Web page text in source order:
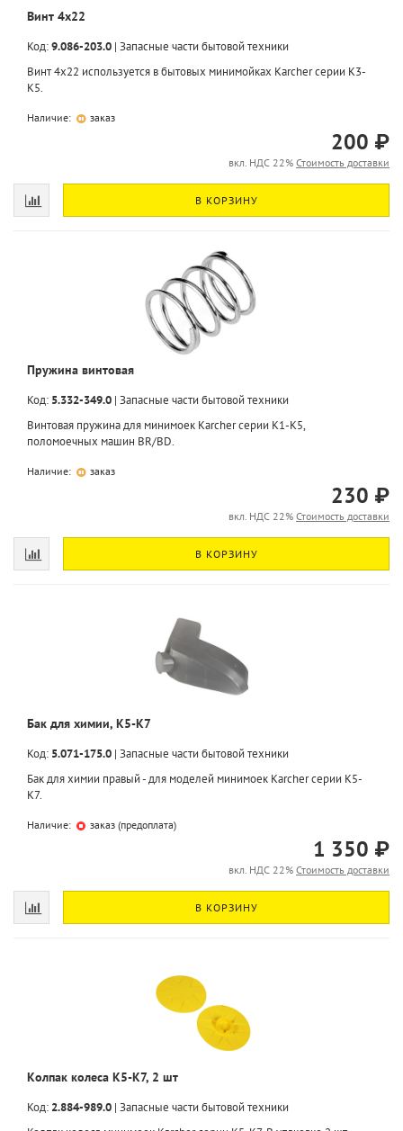
Винт 4x22
Код:9.086-203.0 | Запасные части бытовой техники
Винт 4x22 используется в бытовых минимойках Karcher серии K3-
K5.
Наличие: заказ
200 ₽
вкл. НДС 22% Стоимость доставки
В КОРЗИНУ
Пружина винтовая
Код: 5.332-349.0 | Запасные части бытовой техники
Винтовая пружина для минимоек Karcher серии K1-K5,
поломоечных машин BR/BD.
Наличие: заказ
230 ₽
вкл. НДС 22% Стоимость доставки
В КОРЗИНУ
Бак для химии, K5-K7
Код: 5.071-175.0 | Запасные части бытовой техники
Бак для химии правый - для моделей минимоек Karcher серии K5-
K7.
Наличие: заказ (предоплата)
1 350 ₽
вкл. НДС 22% Стоимость доставки
В КОРЗИНУ
Колпак колеса K5-K7, 2 шт
Код: 2.884-989.0 | Запасные части бытовой техники